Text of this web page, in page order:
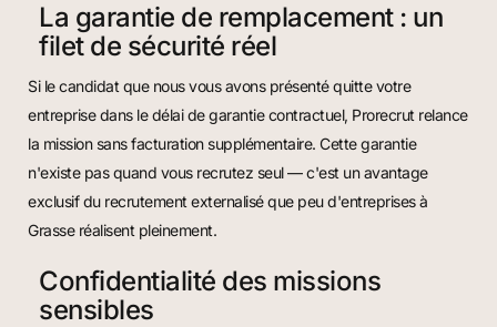
La garantie de remplacement : un
filet de sécurité réel
Si le candidat que nous vous avons présenté quitte votre
entreprise dans le délai de garantie contractuel, Prorecrut relance
la mission sans facturation supplémentaire. Cette garantie
n'existe pas quand vous recrutez seul — c'est un avantage
exclusif du recrutement externalisé que peu d'entreprises à
Grasse réalisent pleinement.
Confidentialité des missions
sensibles